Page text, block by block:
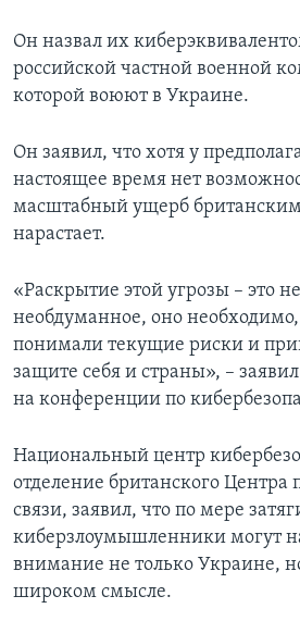
Он назвал их
российской частной военной
которой воюют в Украине.
Он заявил, что хотя у
настоящее время нет
масштабный ущерб британским
нарастает.
«Раскрытие этой угрозы – это
необдуманное, оно
понимали текущие риски и
защите себя и страны», –
на конференции по
Национальный центр
отделение британского Центра
связи, заявил, что по мере
киберзлоумышленники могут
внимание не только Украине,
широком смысле.